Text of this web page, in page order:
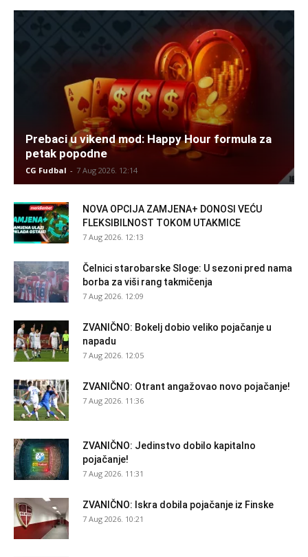
Prebaci u vikend mod: Happy Hour formula za
petak popodne
CG Fudbal - 7 Aug 2026. 12:14
NOVA OPCIJA ZAMJENA+ DONOSI VEĆU
FLEKSIBILNOST TOKOM UTAKMICE
7 Aug 2026. 12:13
Čelnici starobarske Sloge: U sezoni pred nama
borba za viši rang takmičenja
7 Aug 2026. 12:09
ZVANIČNO: Bokelj dobio veliko pojačanje u
napadu
7 Aug 2026. 12:05
ZVANIČNO: Otrant angažovao novo pojačanje!
7 Aug 2026. 11:36
ZVANIČNO: Jedinstvo dobilo kapitalno
pojačanje!
7 Aug 2026. 11:31
ZVANIČNO: Iskra dobila pojačanje iz Finske
7 Aug 2026. 10:21